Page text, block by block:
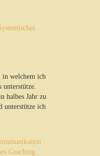
in welchem ich
unterstütze.
halbes Jahr zu
unterstütze ich
Coaching